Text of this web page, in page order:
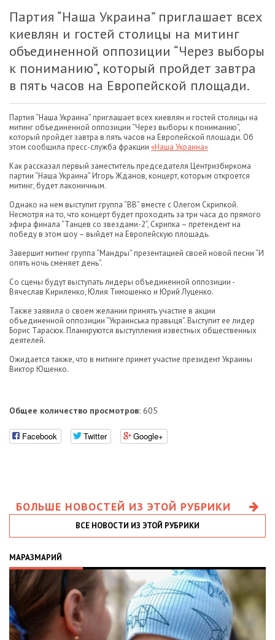
Партия “Наша Украина” приглашает всех
киевлян и гостей столицы на митинг
объединенной оппозиции “Через выборы
к пониманию”, который пройдет завтра
в пять часов на Европейской площади.
Партия “Наша Украина” приглашает всех киевлян и гостей столицы на
митинг объединенной оппозиции “Через выборы к пониманию”,
который пройдет завтра в пять часов на Европейской площади. Об
этом сообщила пресс-служба фракции «Наша Украина»
Как рассказал первый заместитель председателя Центризбиркома
партии “Наша Украина” Игорь Жданов, концерт, которым откроется
митинг, будет лаконичным.
Однако на нем выступит группа “ВВ” вместе с Олегом Скрипкой.
Несмотря на то, что концерт будет проходить за три часа до прямого
эфира финала “Танцев со звездами-2”, Скрипка – претендент на
победу в этом шоу – выйдет на Европейскую площадь.
Завершит митинг группа “Мандры” презентацией своей новой песни “И
опять ночь сменяет день”.
Со сцены будут выступать лидеры объединенной оппозиции -
Вячеслав Кириленко, Юлия Тимошенко и Юрий Луценко.
Также заявила о своем желании принять участие в акции
объединенной оппозиции “Украинська правыця”. Выступит ее лидер
Борис Тарасюк. Планируются выступления известных общественных
деятелей.
Ожидается также, что в митинге примет участие президент Украины
Виктор Ющенко.
Общее количество просмотров: 605
Facebook Twitter Google+
БОЛЬШЕ НОВОСТЕЙ ИЗ ЭТОЙ РУБРИКИ
ВСЕ НОВОСТИ ИЗ ЭТОЙ РУБРИКИ
МАРАЗМАРИЙ